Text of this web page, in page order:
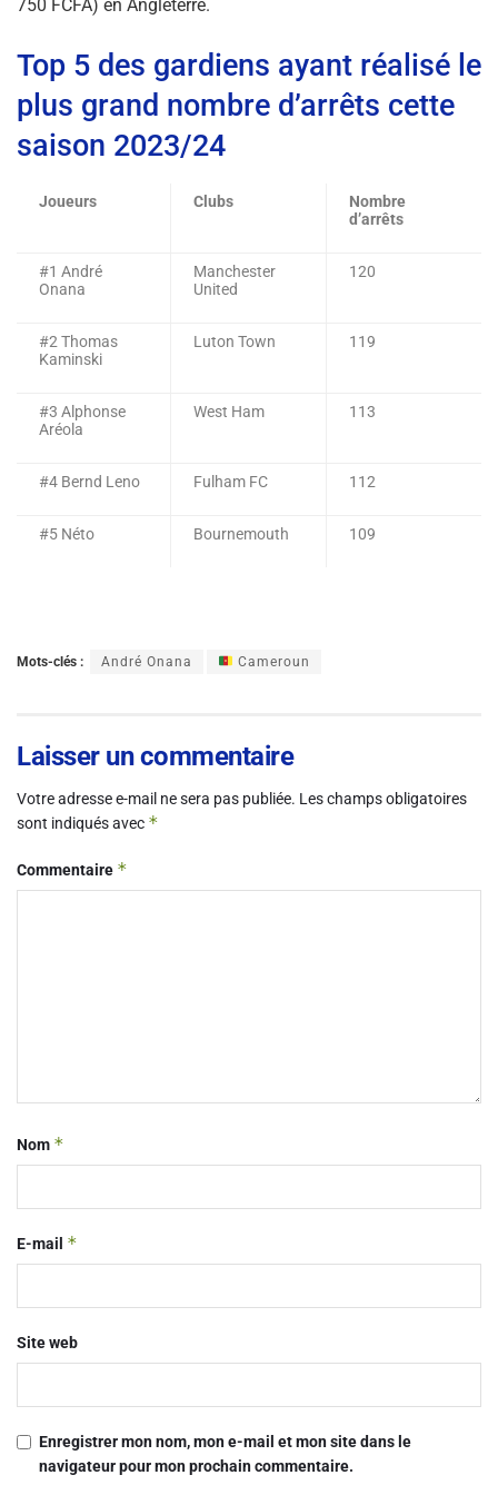
750 FCFA) en Angleterre.
Top 5 des gardiens ayant réalisé le
plus grand nombre d’arrêts cette
saison 2023/24
Joueurs Clubs
Nombre
d’arrêts
#1 André
Onana
Manchester
United
120
#2 Thomas
Kaminski
Luton Town 119
#3 Alphonse
Aréola
West Ham 113
#4 Bernd Leno Fulham FC 112
#5 Néto Bournemouth 109
Mots-clés : André Onana Cameroun
Laisser un commentaire
Votre adresse e-mail ne sera pas publiée. Les champs obligatoires
sont indiqués avec *
Commentaire *
Nom *
E-mail *
Site web
Enregistrer mon nom, mon e-mail et mon site dans le
navigateur pour mon prochain commentaire.